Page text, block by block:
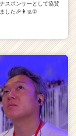
スポンサーとして協賛
した🎉👩‍💻②